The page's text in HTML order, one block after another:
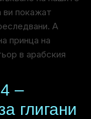
покажат
А
принца на
в арабския
–
глигани